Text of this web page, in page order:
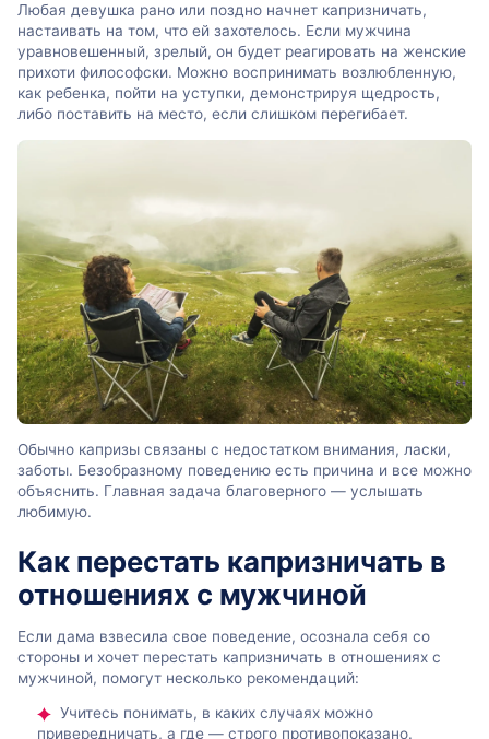
Любая девушка рано или поздно начнет капризничать,
настаивать на том, что ей захотелось. Если мужчина
уравновешенный, зрелый, он будет реагировать на женские
прихоти философски. Можно воспринимать возлюбленную,
как ребенка, пойти на уступки, демонстрируя щедрость,
либо поставить на место, если слишком перегибает.
Обычно капризы связаны с недостатком внимания, ласки,
заботы. Безобразному поведению есть причина и все можно
объяснить. Главная задача благоверного — услышать
любимую.
Как перестать капризничать в
отношениях с мужчиной
Если дама взвесила свое поведение, осознала себя со
стороны и хочет перестать капризничать в отношениях с
мужчиной, помогут несколько рекомендаций:
Учитесь понимать, в каких случаях можно
привередничать, а где — строго противопоказано.